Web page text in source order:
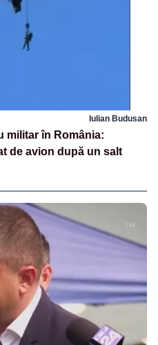
Iulian Budusan
militar în România:
de avion după un salt